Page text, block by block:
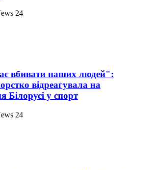
24
вбивати наших людей":
відреагувала на
Білорусі у спорт
24